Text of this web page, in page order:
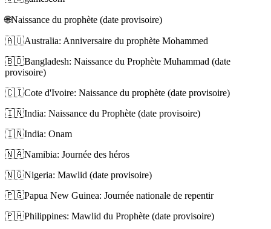
🌐Naissance du prophète (date provisoire)
🇦🇺Australia: Anniversaire du prophète Mohammed
🇧🇩Bangladesh: Naissance du Prophète Muhammad (date
provisoire)
🇨🇮Cote d'Ivoire: Naissance du prophète (date provisoire)
🇮🇳India: Naissance du Prophète (date provisoire)
🇮🇳India: Onam
🇳🇦Namibia: Journée des héros
🇳🇬Nigeria: Mawlid (date provisoire)
🇵🇬Papua New Guinea: Journée nationale de repentir
🇵🇭Philippines: Mawlid du Prophète (date provisoire)